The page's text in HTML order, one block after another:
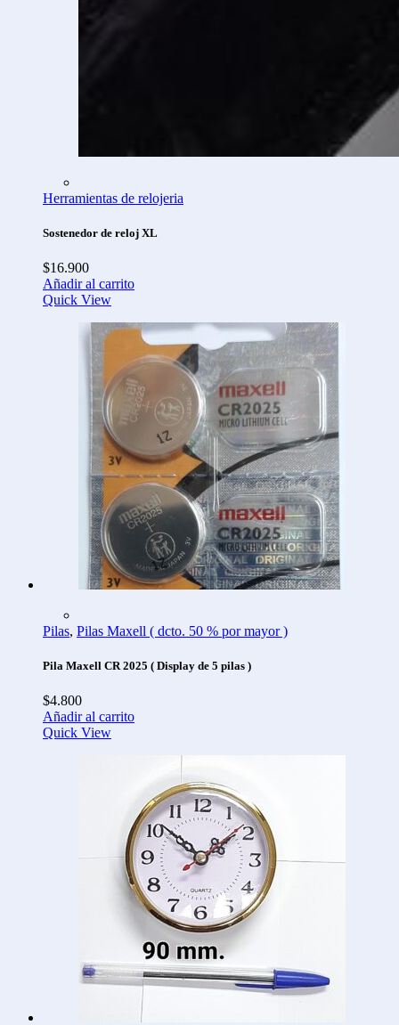
Herramientas de relojeria
Sostenedor de reloj XL
$16.900
Añadir al carrito
Quick View
Pilas, Pilas Maxell ( dcto. 50 % por mayor )
Pila Maxell CR 2025 ( Display de 5 pilas )
$4.800
Añadir al carrito
Quick View